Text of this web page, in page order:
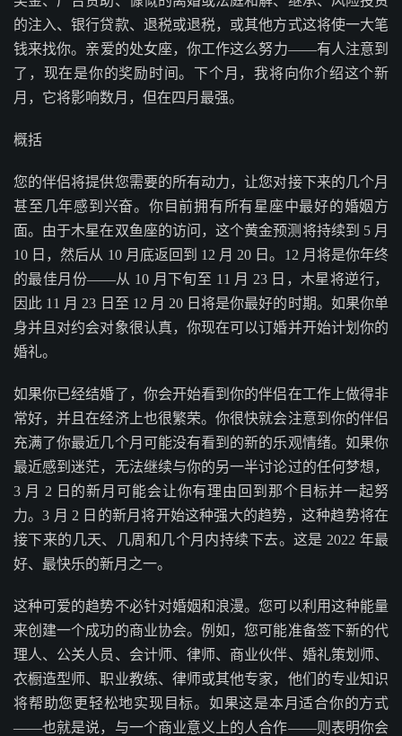
的注入、银行贷款、退税或退税，或其他方式这将使一大笔
钱来找你。亲爱的处女座，你工作这么努力——有人注意到
了，现在是你的奖励时间。下个月，我将向你介绍这个新
月，它将影响数月，但在四月最强。
概括
您的伴侣将提供您需要的所有动力，让您对接下来的几个月
甚至几年感到兴奋。你目前拥有所有星座中最好的婚姻方
面。由于木星在双鱼座的访问，这个黄金预测将持续到 5 月
10 日，然后从 10 月底返回到 12 月 20 日。12 月将是你年终
的最佳月份——从 10 月下旬至 11 月 23 日，木星将逆行，
因此 11 月 23 日至 12 月 20 日将是你最好的时期。如果你单
身并且对约会对象很认真，你现在可以订婚并开始计划你的
婚礼。
如果你已经结婚了，你会开始看到你的伴侣在工作上做得非
常好，并且在经济上也很繁荣。你很快就会注意到你的伴侣
充满了你最近几个月可能没有看到的新的乐观情绪。如果你
最近感到迷茫，无法继续与你的另一半讨论过的任何梦想，
3 月 2 日的新月可能会让你有理由回到那个目标并一起努
力。3 月 2 日的新月将开始这种强大的趋势，这种趋势将在
接下来的几天、几周和几个月内持续下去。这是 2022 年最
好、最快乐的新月之一。
这种可爱的趋势不必针对婚姻和浪漫。您可以利用这种能量
来创建一个成功的商业协会。例如，您可能准备签下新的代
理人、公关人员、会计师、律师、商业伙伴、婚礼策划师、
衣橱造型师、职业教练、律师或其他专家，他们的专业知识
将帮助您更轻松地实现目标。如果这是本月适合你的方式
——也就是说，与一个商业意义上的人合作——则表明你会